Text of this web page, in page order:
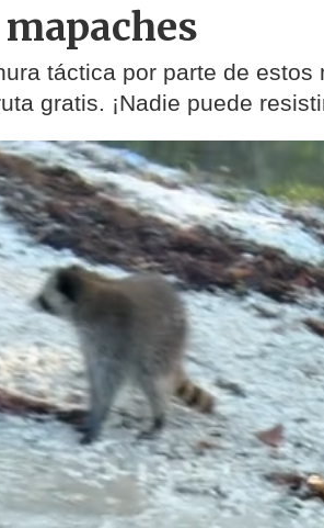
táctica por parte de estos
gratis. ¡Nadie puede